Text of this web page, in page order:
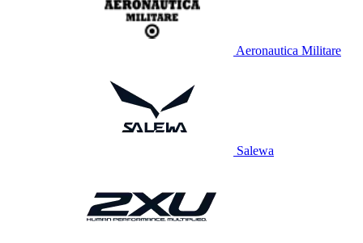
Aeronautica Militare
Salewa